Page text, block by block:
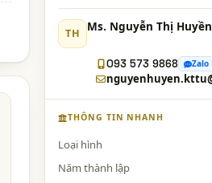
TH Ms. Nguyễn Thị Huyền
093 573 9868 Zalo
THÔNG TIN NHANH
Loại hình
Năm thành lập